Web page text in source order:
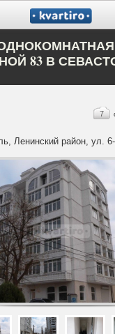
83 В
7
Ленинский район, ул.